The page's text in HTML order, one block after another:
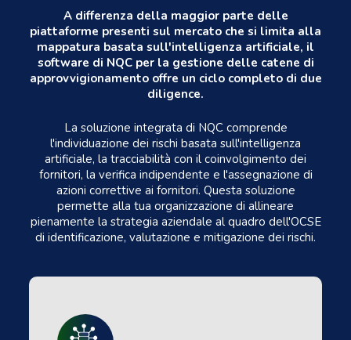
A differenza della maggior parte delle
piattaforme presenti sul mercato che si limita alla
mappatura basata sull'intelligenza artificiale, il
software di NQC per la gestione delle catene di
approvvigionamento offre un ciclo completo di due
diligence.
La soluzione integrata di NQC comprende
l'individuazione dei rischi basata sull'intelligenza
artificiale, la tracciabilità con il coinvolgimento dei
fornitori, la verifica indipendente e l'assegnazione di
azioni correttive ai fornitori. Questa soluzione
permette alla tua organizzazione di allineare
pienamente la strategia aziendale al quadro dell'OCSE
di identificazione, valutazione e mitigazione dei rischi.